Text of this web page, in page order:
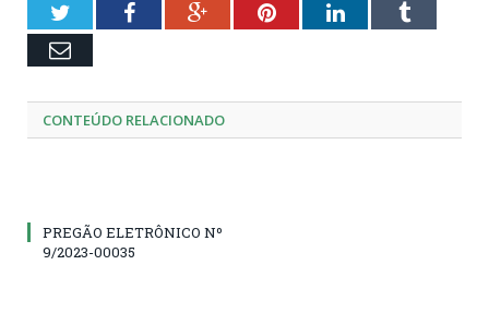
TwitterFacebookGoogle+PinterestLinkedInTumblr
Email
CONTEÚDO RELACIONADO
PREGÃO ELETRÔNICO Nº
9/2023-00035